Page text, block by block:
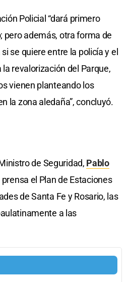
Policial “dará primero
pero además, otra forma de
se quiere entre la policía y el
revalorización del Parque,
vienen planteando los
la zona aledaña”, concluyó.
de Seguridad, Pablo
el Plan de Estaciones
de Santa Fe y Rosario, las
a las